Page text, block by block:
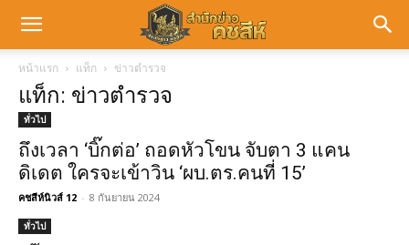
หน้าแรก แท็ก ข่าวตำรวจ
แท็ก: ข่าวตำรวจ
ทั่วไป
ถึงเวลา ‘บิ๊กต่อ’ ถอดหัวโขน จับตา 3 แคน
ดิเดต ใครจะเข้าวิน ‘ผบ.ตร.คนที่ 15’
คชสีห์นิวส์ 12 - 8 กันยายน 2024
ทั่วไป